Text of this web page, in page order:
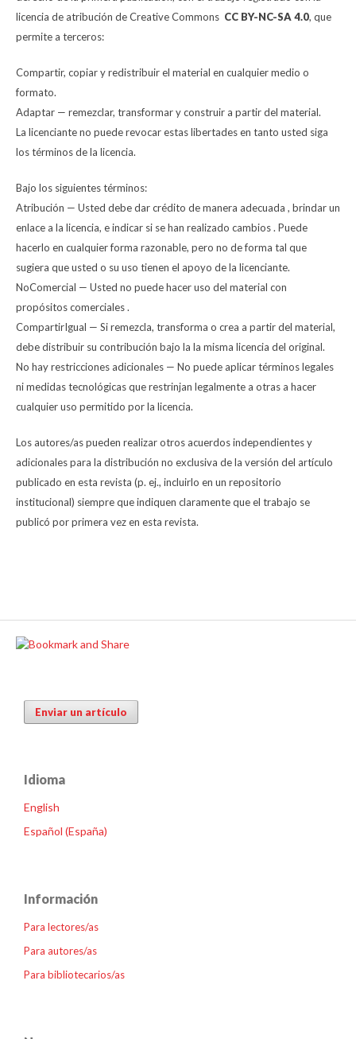
licencia de atribución de Creative Commons CC BY-NC-SA 4.0, que
permite a terceros:
Compartir, copiar y redistribuir el material en cualquier medio o
formato.
Adaptar — remezclar, transformar y construir a partir del material.
La licenciante no puede revocar estas libertades en tanto usted siga
los términos de la licencia.
Bajo los siguientes términos:
Atribución — Usted debe dar crédito de manera adecuada , brindar un
enlace a la licencia, e indicar si se han realizado cambios . Puede
hacerlo en cualquier forma razonable, pero no de forma tal que
sugiera que usted o su uso tienen el apoyo de la licenciante.
NoComercial — Usted no puede hacer uso del material con
propósitos comerciales .
CompartirIgual — Si remezcla, transforma o crea a partir del material,
debe distribuir su contribución bajo la la misma licencia del original.
No hay restricciones adicionales — No puede aplicar términos legales
ni medidas tecnológicas que restrinjan legalmente a otras a hacer
cualquier uso permitido por la licencia.
Los autores/as pueden realizar otros acuerdos independientes y
adicionales para la distribución no exclusiva de la versión del artículo
publicado en esta revista (p. ej., incluirlo en un repositorio
institucional) siempre que indiquen claramente que el trabajo se
publicó por primera vez en esta revista.
Enviar un artículo
Idioma
English
Español (España)
Información
Para lectores/as
Para autores/as
Para bibliotecarios/as